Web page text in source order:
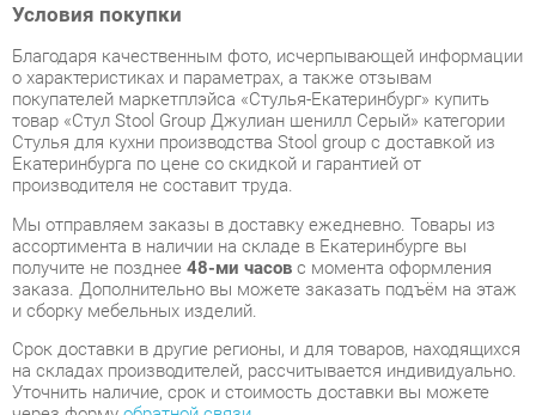
покупателей маркетплэйса «Стулья-Екатеринбург» купить
товар «Стул Stool Group Джулиан шенилл Серый» категории
Стулья для кухни производства Stool group с доставкой из
Екатеринбурга по цене со скидкой и гарантией от
производителя не составит труда.
Мы отправляем заказы в доставку ежедневно. Товары из
ассортимента в наличии на складе в Екатеринбурге вы
получите не позднее48-ми часовс момента оформления
заказа. Дополнительно вы можете заказать подъём на этаж
Срок доставки в другие регионы, и для товаров, находящихся
на складах производителей, рассчитывается индивидуально.
Уточнить наличие, срок и стоимость доставки вы можете
через формуобратной связи.
В любой момент до передачи заказа в доставку, а также в
течение 7-ми дней после получения заказа вы можете
изменить выборили принять решение об отказе от покупки.